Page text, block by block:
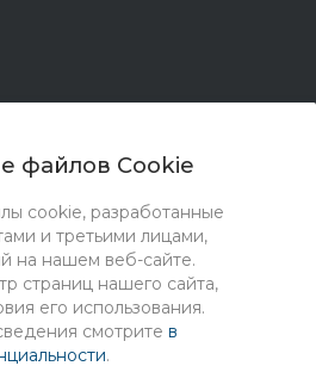
файлов Cookie
cookie, разработанные
и третьими лицами,
на нашем веб-сайте.
страниц нашего сайта,
его использования.
смотрите в
.